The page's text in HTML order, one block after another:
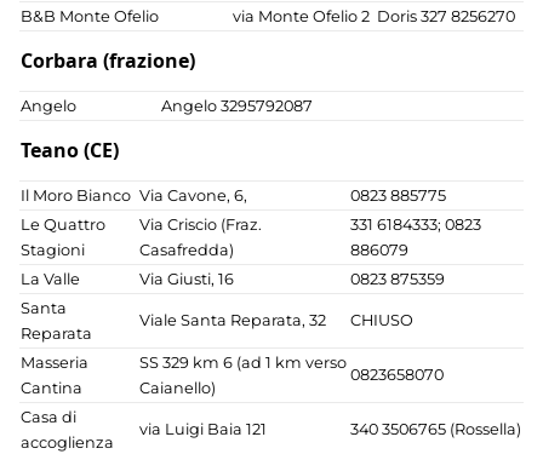
B&B Monte Ofelio
via Monte Ofelio 2 Doris 327 8256270
Corbara (frazione)
Angelo Angelo 3295792087
Teano (CE)
Il Moro Bianco Via Cavone, 6,
0823 885775
Le Quattro
Stagioni
Via Criscio (Fraz.
Casafredda)
331 6184333; 0823
886079
La Valle
Via Giusti, 16
0823 875359
Santa
Reparata
Viale Santa Reparata, 32 CHIUSO
Masseria
Cantina
SS 329 km 6 (ad 1 km verso
Caianello)
0823658070
Casa di
accoglienza
via Luigi Baia 121 340 3506765 (Rossella)